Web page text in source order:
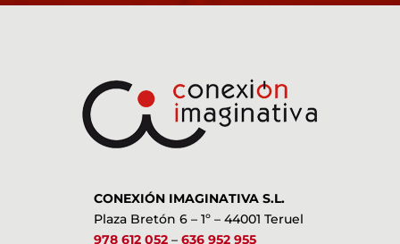
CONEXIÓN IMAGINATIVA S.L.
Plaza Bretón 6 – 1º – 44001 Teruel
978 612 052– 636 952 955